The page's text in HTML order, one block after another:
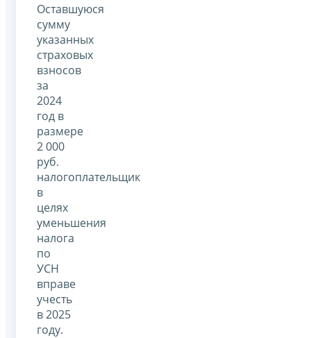
Оставшуюся
сумму
указанных
страховых
взносов
за
2024
год в
размере
2 000
руб.
налогоплательщик
в
целях
уменьшения
налога
по
УСН
вправе
учесть
в 2025
году.